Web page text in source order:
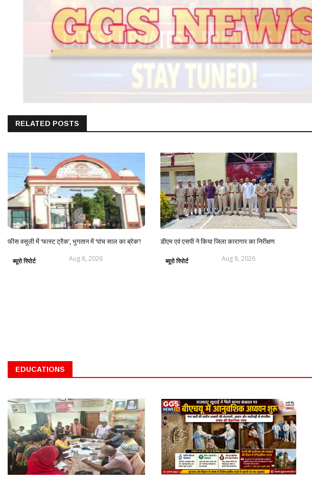
RELATED POSTS
फीस वसूली में ‘फास्ट ट्रैक’, भुगतान में ‘पांच साल का ब्रेक’!
ब्यूरो रिपोर्ट Aug 8, 2026
डीएम एवं एसपी ने किया जिला कारागार का निरीक्षण
ब्यूरो रिपोर्ट Aug 8, 2026
EDUCATIONS